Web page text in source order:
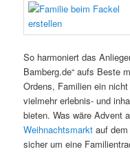
So harmoniert das
Bamberg.de“ aufs Beste
Ordens, Familien ein
vielmehr erlebnis- und
bieten. Was wäre Advent
Weihnachtsmarkt auf
sicher um eine